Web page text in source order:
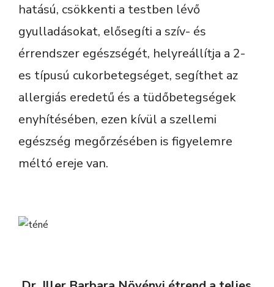
hatású, csökkenti a testben lévő
gyulladásokat, elősegíti a szív- és
érrendszer egészségét, helyreállítja a 2-
es típusú cukorbetegséget, segíthet az
allergiás eredetű és a tüdőbetegségek
enyhítésében, ezen kívül a szellemi
egészség megőrzésében is figyelemre
méltó ereje van.